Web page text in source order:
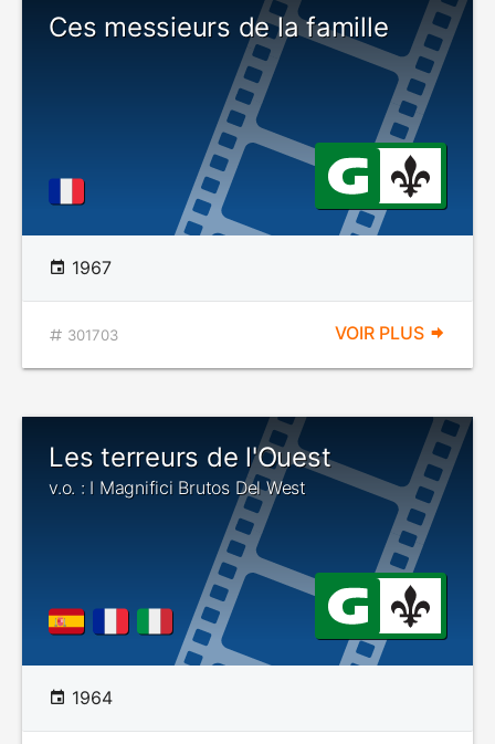
Ces messieurs de la famille
1967
301703 VOIR PLUS
Les terreurs de l'Ouest
v.o. : I Magnifici Brutos Del West
1964